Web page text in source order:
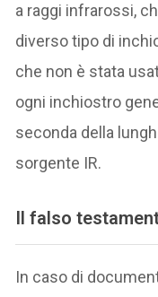
a raggi infrarossi,
diverso tipo di
che non è stata
ogni inchiostro
seconda della
sorgente IR.
Il falso
In caso di